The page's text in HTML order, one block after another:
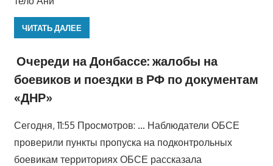
ЧИТАТЬ ДАЛЕЕ
Очереди на Донбассе: жалобы на
боевиков и поездки в РФ по документам
«ДНР»
Сегодня, 11:55 Просмотров: … Наблюдатели ОБСЕ
проверили пункты пропуска на подконтрольных
боевикам территориях ОБСЕ рассказала